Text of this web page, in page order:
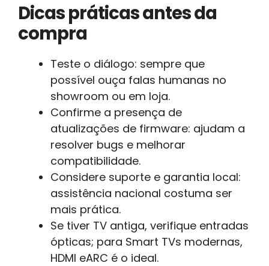
Dicas práticas antes da
compra
Teste o diálogo: sempre que
possível ouça falas humanas no
showroom ou em loja.
Confirme a presença de
atualizações de firmware: ajudam a
resolver bugs e melhorar
compatibilidade.
Considere suporte e garantia local:
assistência nacional costuma ser
mais prática.
Se tiver TV antiga, verifique entradas
ópticas; para Smart TVs modernas,
HDMI eARC é o ideal.